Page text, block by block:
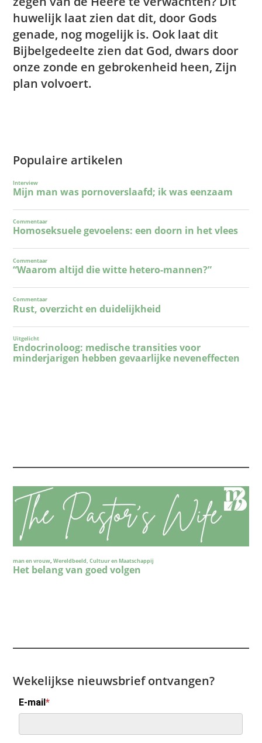
huwelijk laat zien dat dit, door Gods
genade, nog mogelijk is. Ook laat dit
Bijbelgedeelte zien dat God, dwars door
onze zonde en gebrokenheid heen, Zijn
plan volvoert.
Populaire artikelen
Wekelijkse nieuwsbrief ontvangen?